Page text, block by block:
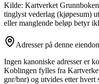
Kilde: Kartverket Grunnboken
tinglyst vederlag (kjøpesum)
eller manglende beløp betyr
Adresser på denne
Ingen kanoniske adresser er
Koblingen fylles fra
gnr/bnr) og utvides etter hvert